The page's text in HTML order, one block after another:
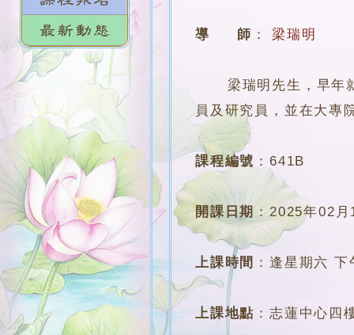
導 師 ： 梁瑞明
梁瑞明先生，早年就
員及研究員，並在大專
課程編號 ：641B
開課日期：2025年02月
上課時間 ：逢星期六
上課地點 ：志蓮中心四